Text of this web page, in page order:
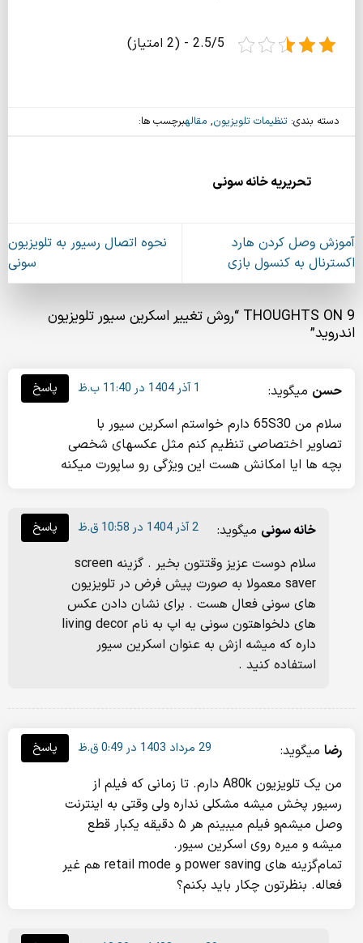
2.5/5 - (2 امتیاز)
دسته بندی:تنظیمات تلویزیون, مقالهبرچسب ها:
تحریریه خانه سونی
آموزش وصل کردن هارد
اکسترنال به کنسول بازی
نحوه اتصال رسیور به تلویزیون
سونی
9 THOUGHTS ON “ روش تغییر اسکرین سیور تلویزیون
اندروید”
حسن میگوید:
سلام من 65S30 دارم خواستم اسکرین سیور با
تصاویر اختصاصی تنظیم کنم مثل عکسهای شخصی
بچه ها ایا امکانش هست این ویژگی رو ساپورت میکنه
1 آذر 1404 در 11:40 ب.ظ پاسخ
خانه سونی میگوید:
سلام دوست عزیز وقتتون بخیر . گزینه screen
saver معمولا به صورت پیش فرض در تلویزیون
های سونی فعال هست . برای نشان دادن عکس
های دلخواهتون سونی یه اپ به نام living decor
داره که میشه ازش به عنوان اسکرین سیور
استفاده کنید .
2 آذر 1404 در 10:58 ق.ظ پاسخ
رضا میگوید:
من یک تلویزیون A80k دارم. تا زمانی که فیلم از
رسیور پخش میشه مشکلی نداره ولی وقتی به اینترنت
وصل میشم‌و فیلم‌ میبینم هر ۵ دقیقه یکبار قطع
میشه و میره روی اسکرین سیور.
تمام‌گزینه های power saving و retail mode هم غیر
فعاله. بنظرتون چکار باید بکنم؟
29 مرداد 1403 در 0:49 ق.ظ پاسخ